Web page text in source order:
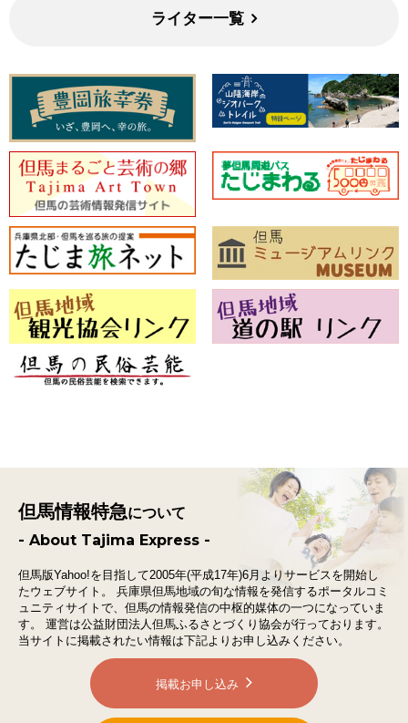
ライター一覧
但馬情報特急について
- About Tajima Express -
但馬版Yahoo!を目指して2005年(平成17年)6月よりサービスを開始し
たウェブサイト。
兵庫県但馬地域の旬な情報を発信するポータルコミ
ュニティサイトで、 但馬の情報発信の中枢的媒体の一つになっていま
す。
運営は公益財団法人但馬ふるさとづくり協会が行っております。
当サイトに掲載されたい情報は下記よりお申し込みください。
掲載お申し込み